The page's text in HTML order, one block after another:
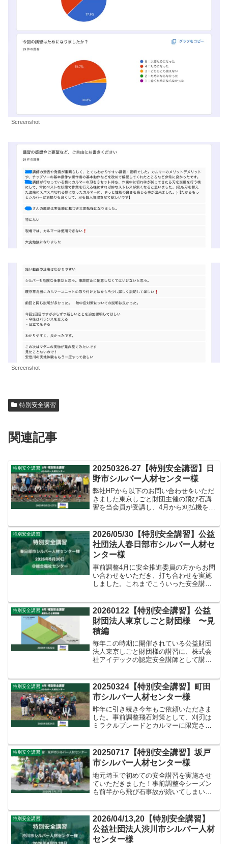
Screenshot
Screenshot
特別安全講習
関連記事
特別安全講習
20250326-27【特別安全講習】日
野市シルバー人材センター様
弊社HPから以下のお問い合わせをいただ
きました東京しごと財団主催の飛び石講
習を当会員が受講し、4月から刈払機をす
だきたいと思っています。カルマーにつ
いて（刈り方、手入れ...
特別安全講習
2026/05/30【特別安全講習】公益
社団法人春日部市シルバー人材セ
ンター様
事前調整4月に安全推進委員の方からお問
い合わせをいただき、打ち合わせを実施
しました。これまでこういった安全講習
でした。当センターでは通常の除草班や
グラウンド整備業務に就...
特別安全講習
20260122【特別安全講習】公益
財団法人東京しごと財団様 〜見
積編
毎年この時期に開催されている公益財団
法人東京しごと財団様の講習に、株式会
社アイデックの認定安全講師として講習
そもお客様からのご依頼を全て請けるか
請けないかも含めて見積作...
特別安全講習
20250324【特別安全講習】町田
市シルバー人材センター様
昨年に引き続き今年もご依頼いただきま
した。事前調整飛石対策として、刈刃は
ミラクルブレードとカルマーに限定され
使い方など正しく使えてるかを確認され
たいとのことでしたので、...
特別安全講習
20250717【特別安全講習】坂戸
市シルバー人材センター様
地元埼玉で初めての安全講習を実施させ
ていただきました！事前調整今シーズン
も前半から飛び石事故が続いてしまい、
飛石対策に特化しつつ、基本もしっかり
押さえたいとのことで、そ...
特別安全講習
2026/04/13,20【特別安全講習】
公益社団法人渋川市シルバー人材
センター様